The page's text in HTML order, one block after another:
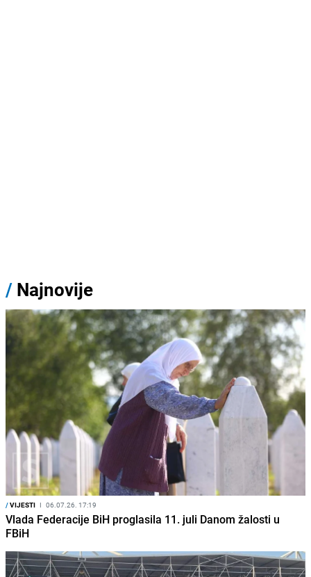
/ Najnovije
/VIJESTI I 06.07.26. 17:19
Vlada Federacije BiH proglasila 11. juli Danom žalosti u
FBiH